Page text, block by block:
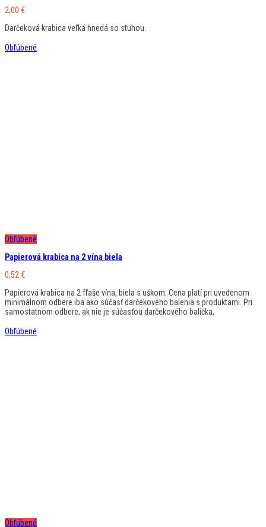
2,00 €
Darčeková krabica veľká hnedá so stuhou.
Obľúbené
Obľúbené
Papierová krabica na 2 vína biela
0,52 €
Papierová krabica na 2 fľaše vína, biela s uškom. Cena platí pri uvedenom
minimálnom odbere iba ako súčasť darčekového balenia s produktami. Pri
samostatnom odbere, ak nie je súčasťou darčekového balíčka,
Obľúbené
Obľúbené